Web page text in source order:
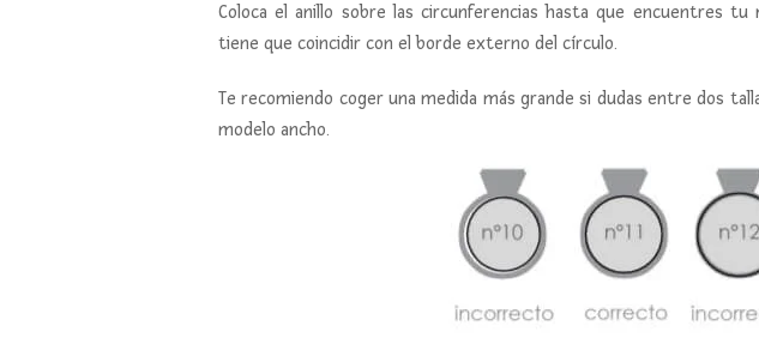
Coloca el anillo sobre las circunferencias hasta que encuentres tu
tiene que coincidir con el borde externo del círculo.
Te recomiendo coger una medida más grande si dudas entre dos
modelo ancho.